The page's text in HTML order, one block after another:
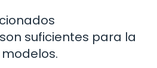
suficientes para la